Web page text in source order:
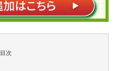
目次